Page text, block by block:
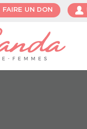
FAIRE UN DON